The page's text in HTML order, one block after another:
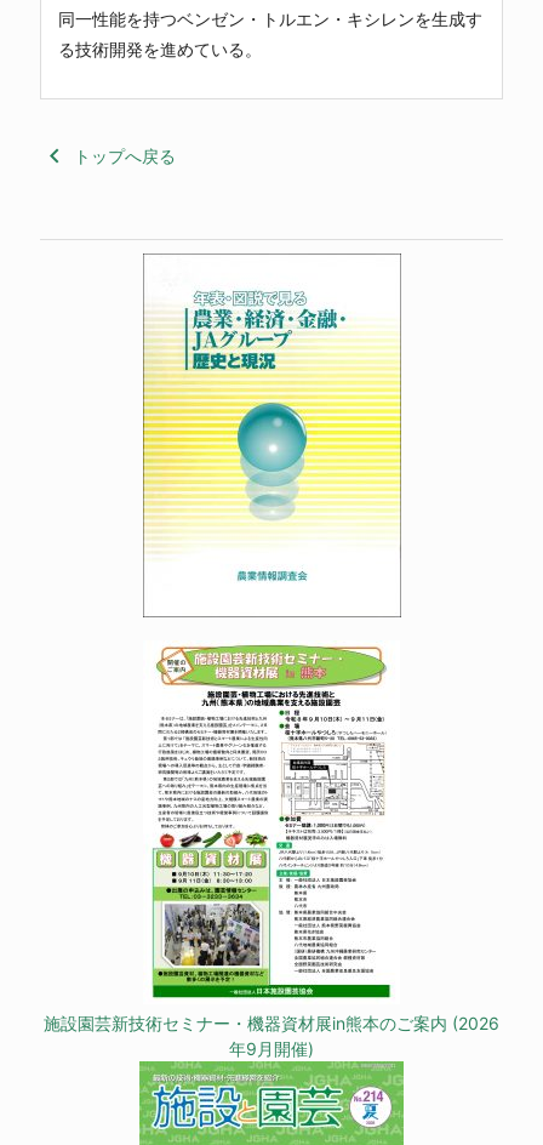
同一性能を持つベンゼン・トルエン・キシレンを生成す
る技術開発を進めている。
keyboard_arrow_left トップへ戻る
施設園芸新技術セミナー・機器資材展in熊本のご案内 (2026
年9月開催)